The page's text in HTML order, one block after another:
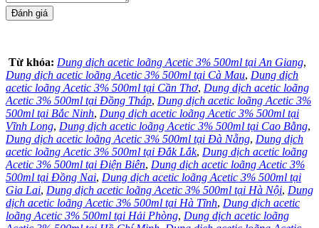
Từ khóa: Dung dịch acetic loãng Acetic 3% 500ml tại An Giang,
Dung dịch acetic loãng Acetic 3% 500ml tại Cà Mau, Dung dịch
acetic loãng Acetic 3% 500ml tại Cần Thơ, Dung dịch acetic loãng
Acetic 3% 500ml tại Đồng Tháp, Dung dịch acetic loãng Acetic 3%
500ml tại Bắc Ninh, Dung dịch acetic loãng Acetic 3% 500ml tại
Vĩnh Long, Dung dịch acetic loãng Acetic 3% 500ml tại Cao Bằng,
Dung dịch acetic loãng Acetic 3% 500ml tại Đà Nẵng, Dung dịch
acetic loãng Acetic 3% 500ml tại Đắk Lắk, Dung dịch acetic loãng
Acetic 3% 500ml tại Điện Biên, Dung dịch acetic loãng Acetic 3%
500ml tại Đồng Nai, Dung dịch acetic loãng Acetic 3% 500ml tại
Gia Lai, Dung dịch acetic loãng Acetic 3% 500ml tại Hà Nội, Dung
dịch acetic loãng Acetic 3% 500ml tại Hà Tĩnh, Dung dịch acetic
loãng Acetic 3% 500ml tại Hải Phòng, Dung dịch acetic loãng